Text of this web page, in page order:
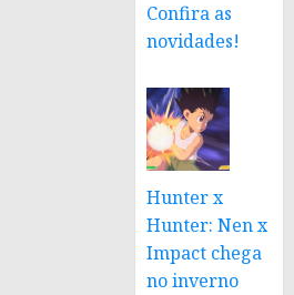
Confira as
novidades!
Hunter x
Hunter: Nen x
Impact chega
no inverno